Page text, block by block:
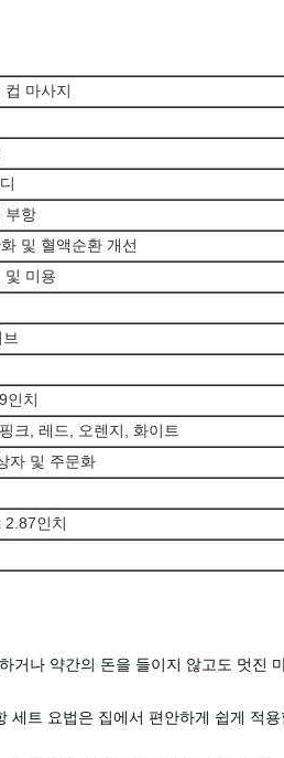
컵 마사지
부항
및 혈액순환 개선
및 미용
인치
크, 레드, 오렌지, 화이트
자 및 주문화
인치
거나 약간의 돈을 들이지 않고도 멋진
세트 요법은 집에서 편안하게 쉽게 적